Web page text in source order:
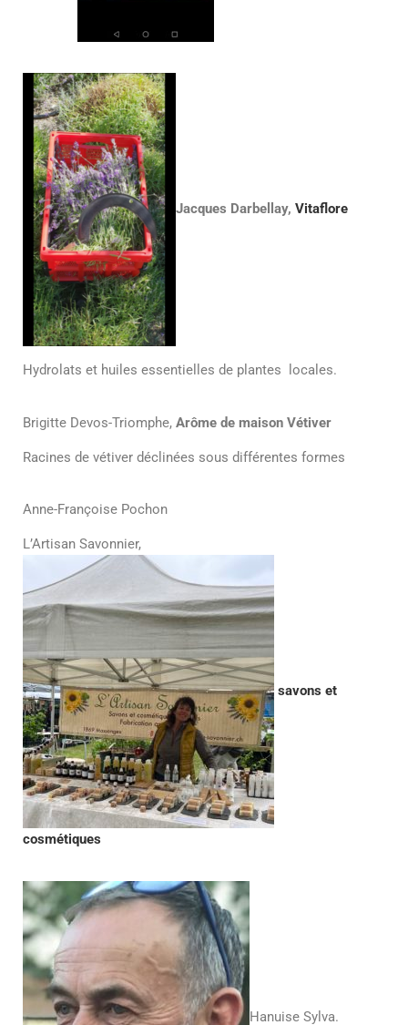
Jacques Darbellay,Vitaflore
Hydrolats et huiles essentielles de plantes locales.
Brigitte Devos-Triomphe,Arôme de maison Vétiver
Racines de vétiver déclinées sous différentes formes
Anne-Françoise Pochon
L’Artisan Savonnier,
savons et
cosmétiques
Hanuise Sylva.